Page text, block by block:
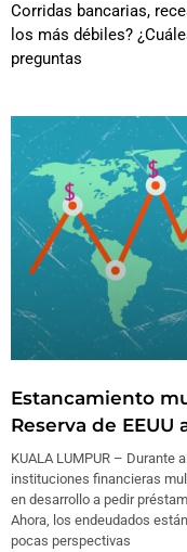
Corridas bancarias,
los más débiles?
preguntas
Estancamiento
Reserva de
KUALA LUMPUR – Durante
instituciones financieras
en desarrollo a pedir
Ahora, los endeudados
pocas perspectivas